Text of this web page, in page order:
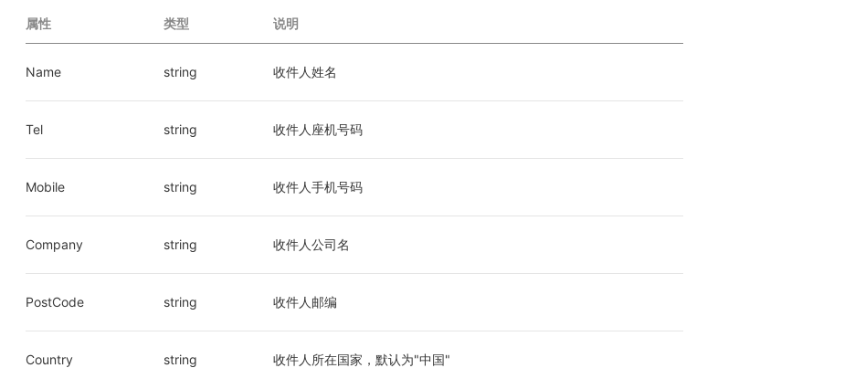
属性 类型 说明
Name string 收件人姓名
Tel string 收件人座机号码
Mobile string 收件人手机号码
Company string 收件人公司名
PostCode string 收件人邮编
Country string 收件人所在国家，默认为"中国"